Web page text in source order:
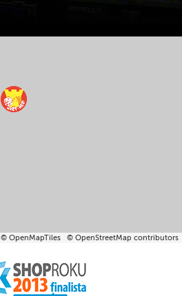
© OpenMapTiles © OpenStreetMap contributors